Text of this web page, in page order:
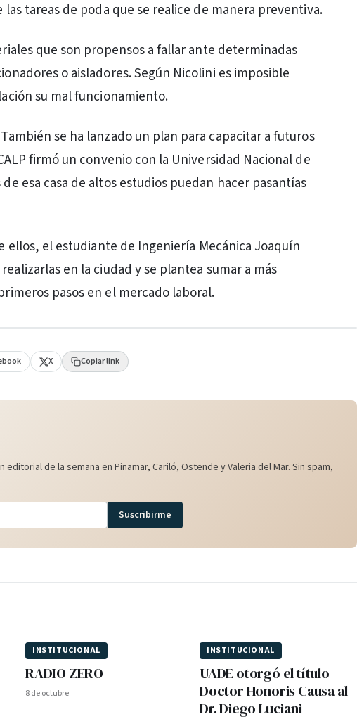
las tareas de poda que se realice de manera preventiva.
que son propensos a fallar ante determinadas
o aisladores. Según Nicolini es imposible
su mal funcionamiento.
se ha lanzado un plan para capacitar a futuros
firmó un convenio con la Universidad Nacional de
esa casa de altos estudios puedan hacer pasantías
ellos, el estudiante de Ingeniería Mecánica Joaquín
en la ciudad y se plantea sumar a más
pasos en el mercado laboral.
X Copiar link
de la semana en Pinamar, Cariló, Ostende y Valeria del Mar. Sin spam,
Suscribirme
INSTITUCIONAL
RADIO ZERO
8 de octubre
INSTITUCIONAL
UADE otorgó el título
Doctor Honoris Causa al
Dr. Diego Luciani